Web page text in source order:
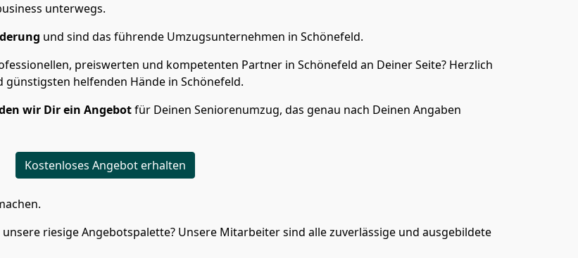
unterwegs.
und sind das führende Umzugsunternehmen in Schönefeld.
preiswerten und kompetenten Partner in Schönefeld an Deiner Seite? Herzlich
helfenden Hände in Schönefeld.
wir Dir ein Angebotfür Deinen Seniorenumzug, das genau nach Deinen Angaben
Kostenloses Angebot erhalten
riesige Angebotspalette? Unsere Mitarbeiter sind alle zuverlässige und ausgebildete